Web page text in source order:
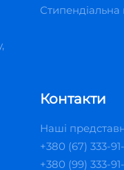
Контакти
Наші
+380 (67) 333-
+380 (99) 333-